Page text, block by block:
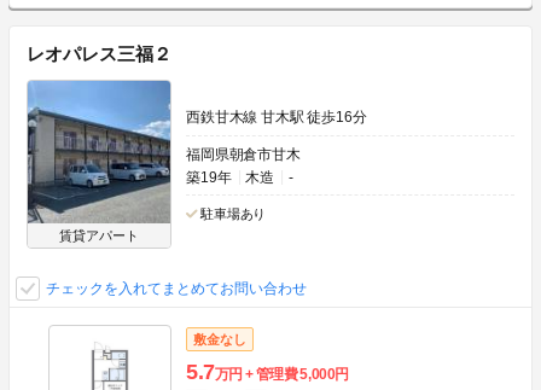
レオパレス三福２
賃貸アパート
西鉄甘木線 甘木駅 徒歩16分
福岡県朝倉市甘木
築19年
木造 -
駐車場あり
チェックを入れてまとめてお問い合わせ
敷金なし
5.7万円 管理費5,000円